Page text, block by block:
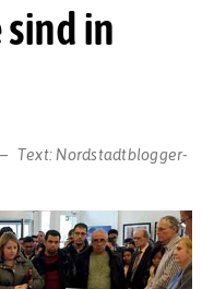
in
Text: Nordstadtblogger-